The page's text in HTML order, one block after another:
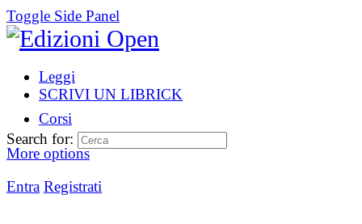
Toggle Side Panel
Leggi
SCRIVI UN LIBRICK
Corsi
More options
Entra Registrati
Search for: